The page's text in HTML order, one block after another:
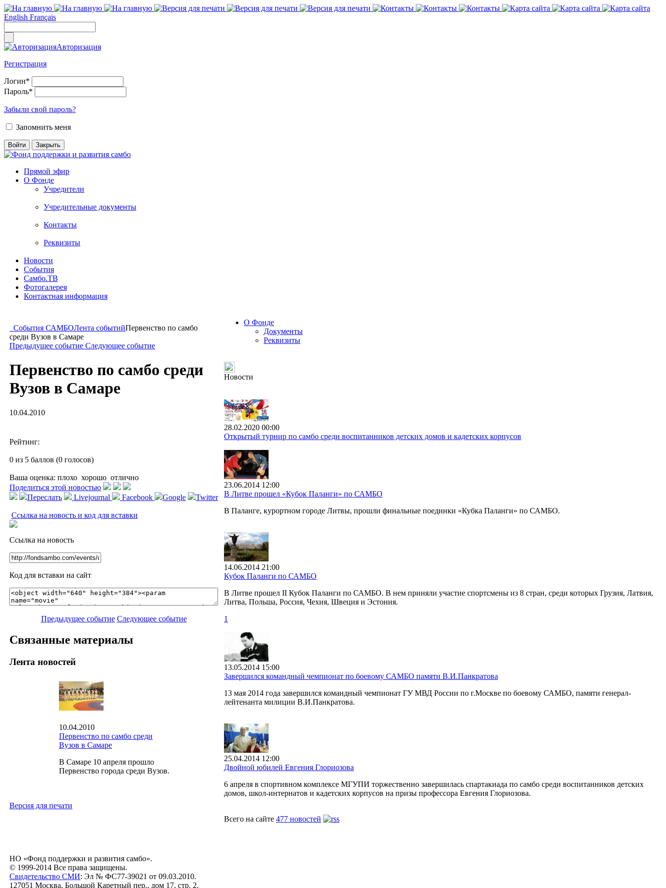
English Français
Авторизация
Регистрация
Логин*
Пароль*
Забыли свой пароль?
Запомнить меня
Прямой эфир
О Фонде
Учредители
Учредительные документы
Контакты
Реквизиты
Новости
События
Самбо.ТВ
Фотогалерея
Контактная информация
События САМБОЛента событийПервенство по самбо
среди Вузов в Самаре
Предыдущее событие Следующее событие
Первенство по самбо среди
Вузов в Самаре
10.04.2010
Рейтинг:
0 из 5 баллов (0 голосов)
Ваша оценка: плохо хорошо отлично
Поделиться этой новостью
Переслать
Livejournal Facebook Google Twitter
Ссылка на новость и код для вставки
Ссылка на новость
Код для вставки на сайт
Предыдущее событие Следующее событие
Связанные материалы
Лента новостей
10.04.2010
Первенство по самбо среди
Вузов в Самаре
В Самаре 10 апреля прошло
Первенство города среди Вузов.
Версия для печати
О Фонде
Документы
Реквизиты
Новости
28.02.2020 00:00
Открытый турнир по самбо среди воспитанников детских домов и кадетских корпусов
23.06.2014 12:00
В Литве прошел «Кубок Паланги» по САМБО
В Паланге, курортном городе Литвы, прошли финальные поединки «Кубка Паланги» по САМБО.
14.06.2014 21:00
Кубок Паланги по САМБО
В Литве прошел II Кубок Паланги по САМБО. В нем приняли участие спортсмены из 8 стран, среди которых Грузия, Латвия,
Литва, Польша, Россия, Чехия, Швеция и Эстония.
1
13.05.2014 15:00
Завершился командный чемпионат по боевому САМБО памяти В.И.Панкратова
13 мая 2014 года завершился командный чемпионат ГУ МВД России по г.Москве по боевому САМБО, памяти генерал-
лейтенанта милиции В.И.Панкратова.
25.04.2014 12:00
Двойной юбилей Евгения Глориозова
6 апреля в спортивном комплексе МГУПИ торжественно завершилась спартакиада по самбо среди воспитанников детских
домов, школ-интернатов и кадетских корпусов на призы профессора Евгения Глориозова.
Всего на сайте 477 новостей
НО «Фонд поддержки и развития самбо».
© 1999-2014 Все права защищены.
Свидетельство СМИ: Эл № ФС77-39021 от 09.03.2010.
127051 Москва, Большой Каретный пер., дом 17, стр. 2.